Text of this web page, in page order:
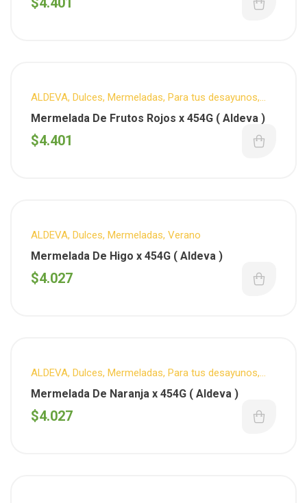
ALDEVA, Dulces, Mermeladas, Para tus desayunos,
Verano
Mermelada De Frutos Rojos x 454G ( Aldeva )
$4.401
ALDEVA, Dulces, Mermeladas, Verano
Mermelada De Higo x 454G ( Aldeva )
$4.027
ALDEVA, Dulces, Mermeladas, Para tus desayunos,
Verano
Mermelada De Naranja x 454G ( Aldeva )
$4.027